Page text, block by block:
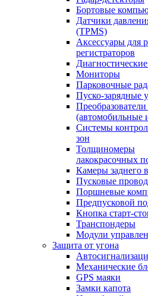
Бортовые
Датчики
(TPMS)
Аксессуары для
регистраторов
Мониторы
Парковочные
Пуско-зарядные
(автомобильные
Системы
зон
Толщиномеры
лакокрасочных
Камеры заднего
Пусковые
Поршневые
Предпусковой
Кнопка старт-
Транспондеры
Модули
Защита от угона
Механические
GPS маяки
Замки капота